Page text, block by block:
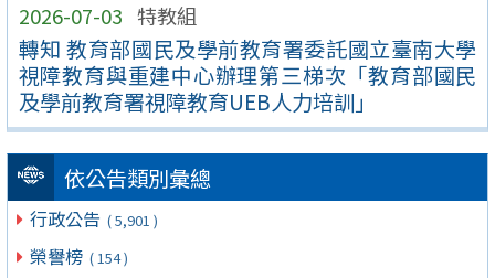
2026-07-03 特教組
轉知 教育部國民及學前教育署委託國立臺南大學
視障教育與重建中心辦理第三梯次「教育部國民
及學前教育署視障教育UEB人力培訓」
依公告類別彙總
行政公告 ( 5,901 )
榮譽榜 ( 154 )